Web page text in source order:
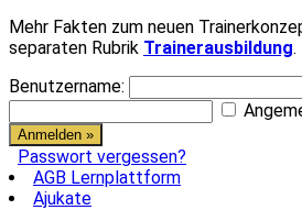
Mehr Fakten zum neuen
separaten Rubrik Trainerausbildung.
Benutzername:
Passwort vergessen?
AGB Lernplattform
Ajukate